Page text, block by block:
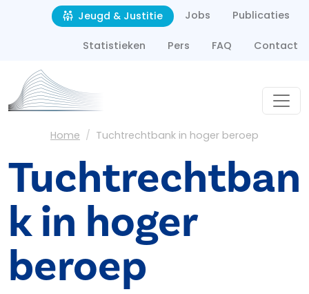
Overslaan en naar de inhoud gaan
Second navigation
Jeugd & Justitie Jobs Publicaties
Statistieken Pers FAQ Contact
Kruimelpad
Home Tuchtrechtbank in hoger beroep
Tuchtrechtban
k in hoger
beroep